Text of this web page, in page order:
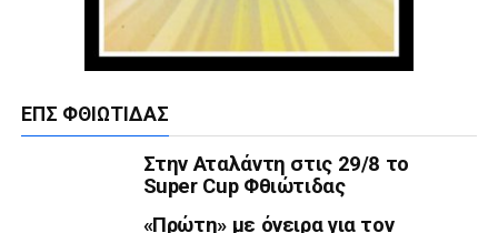
ΕΠΣ ΦΘΙΏΤΙΔΑΣ
Στην Αταλάντη στις 29/8 το
Super Cup Φθιώτιδας
«Πρώτη» με όνειρα για τον